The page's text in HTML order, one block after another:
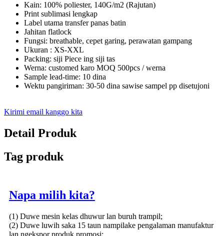
Kain: 100% poliester, 140G/m2 (Rajutan)
Print sublimasi lengkap
Label utama transfer panas batin
Jahitan flatlock
Fungsi: breathable, cepet garing, perawatan gampang
Ukuran : XS-XXL
Packing: siji Piece ing siji tas
Werna: customed karo MOQ 500pcs / werna
Sample lead-time: 10 dina
Wektu pangiriman: 30-50 dina sawise sampel pp disetujoni
Kirimi email kanggo kita
Detail Produk
Tag produk
Napa milih kita?
(1) Duwe mesin kelas dhuwur lan buruh trampil;
(2) Duwe luwih saka 15 taun nampilake pengalaman manufaktur
lan ngekspor produk promosi;